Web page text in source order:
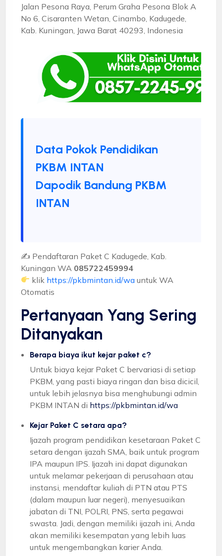
Jalan Pesona Raya, Perum Graha Pesona Blok A
No 6, Cisaranten Wetan, Cinambo, Kadugede,
Kab. Kuningan, Jawa Barat 40293, Indonesia
Data Pokok Pendidikan
PKBM INTAN
Dapodik Bandung PKBM
INTAN
✍ Pendaftaran Paket C Kadugede, Kab.
Kuningan WA 085722459994
klik https://pkbmintan.id/wa untuk WA
Otomatis
Pertanyaan Yang Sering
Ditanyakan
Berapa biaya ikut kejar paket c?
Untuk biaya kejar Paket C bervariasi di setiap
PKBM, yang pasti biaya ringan dan bisa dicicil,
untuk lebih jelasnya bisa menghubungi admin
PKBM INTAN di https://pkbmintan.id/wa
Kejar Paket C setara apa?
Ijazah program pendidikan kesetaraan Paket C
setara dengan ijazah SMA, baik untuk program
IPA maupun IPS. Ijazah ini dapat digunakan
untuk melamar pekerjaan di perusahaan atau
instansi, mendaftar kuliah di PTN atau PTS
(dalam maupun luar negeri), menyesuaikan
jabatan di TNI, POLRI, PNS, serta pegawai
swasta. Jadi, dengan memiliki ijazah ini, Anda
akan memiliki kesempatan yang lebih luas
untuk mengembangkan karier Anda.